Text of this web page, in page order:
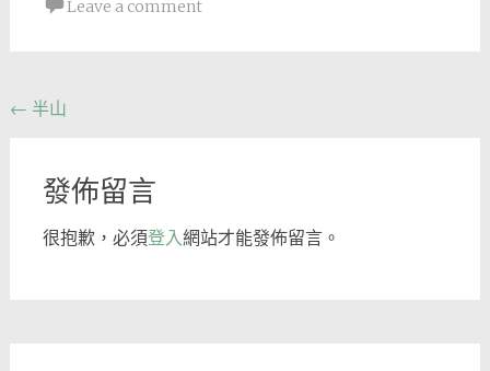
Leave a comment
Post
← 半山
發佈留言
很抱歉，必須登入網站才能發佈留言。